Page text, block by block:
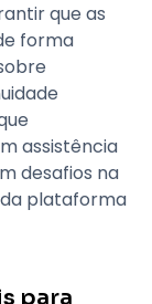
que as
forma
assistência
desafios na
plataforma
para